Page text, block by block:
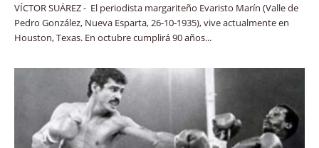
VÍCTOR SUÁREZ - El periodista margariteño Evaristo Marín (Valle de
Pedro González, Nueva Esparta, 26-10-1935), vive actualmente en
Houston, Texas. En octubre cumplirá 90 años...